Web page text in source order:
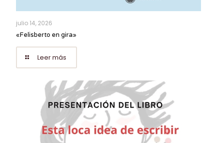
julio 14, 2026
«Felisberto en gira»
Leer más